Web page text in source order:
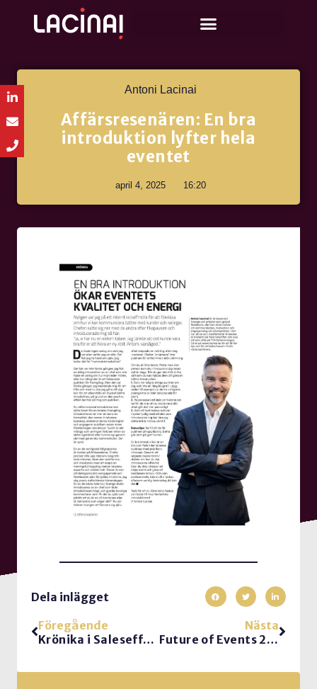
Antoni Lacinai
Affärsresenären: En bra
introduktion lyfter hela
eventet
april 4, 2025 16:20
Dela inlägget
Föregående
Krönika i Saleseffect. Har ni en Linn hos er?
Nästa
Future of Events 2025: Så skapar du minnesvärda event som engagerar publiken